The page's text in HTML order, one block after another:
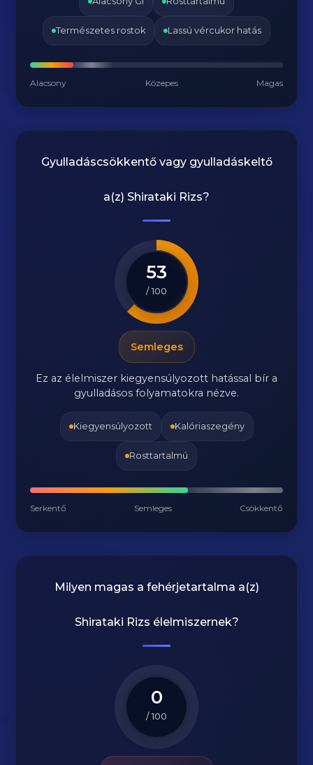
Természetes rostok Lassú vércukor hatás
Alacsony Közepes Magas
Gyulladáscsökkentő vagy gyulladáskeltő
a(z) Shirataki Rizs?
53
/ 100
Semleges
Ez az élelmiszer kiegyensúlyozott hatással bír a
gyulladásos folyamatokra nézve.
Kiegyensúlyozott Kalóriaszegény
Rosttartalmú
Serkentő Semleges Csökkentő
Milyen magas a fehérjetartalma a(z)
Shirataki Rizs élelmiszernek?
0
/ 100